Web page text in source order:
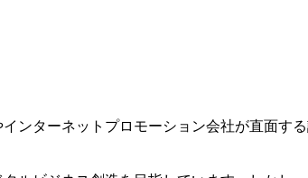
ンターネットプロモーション会社が直面す